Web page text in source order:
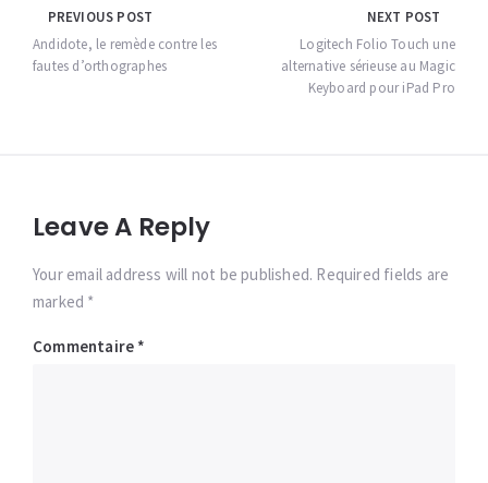
Navigation
de
l’article
PREVIOUS POST
Andidote, le remède contre les
fautes d’orthographes
NEXT POST
Logitech Folio Touch une
alternative sérieuse au Magic
Keyboard pour iPad Pro
Leave A Reply
Your email address will not be published. Required fields are
marked *
Commentaire *